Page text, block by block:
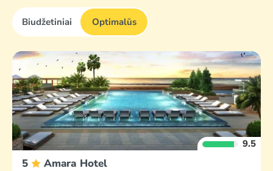
Biudžetiniai Optimalūs
9.5
5 Amara Hotel